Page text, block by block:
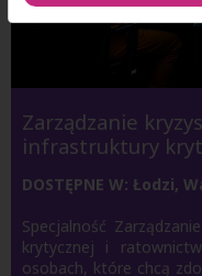
Zarządzanie
infrastruktury
DOSTĘPNE W: Łodzi,
Specjalność
krytycznej i
osobach, które chcą